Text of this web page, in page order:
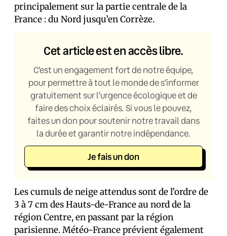
principalement sur la partie centrale de la
France : du Nord jusqu’en Corrèze.
Cet article est en accès libre.
C’est un engagement fort de notre équipe,
pour permettre à tout le monde de s’informer
gratuitement sur l’urgence écologique et de
faire des choix éclairés. Si vous le pouvez,
faites un don pour soutenir notre travail dans
la durée et garantir notre indépendance.
Je fais un don
Les cumuls de neige attendus sont de l’ordre de
3 à 7 cm des Hauts-de-France au nord de la
région Centre, en passant par la région
parisienne. Météo-France prévient également